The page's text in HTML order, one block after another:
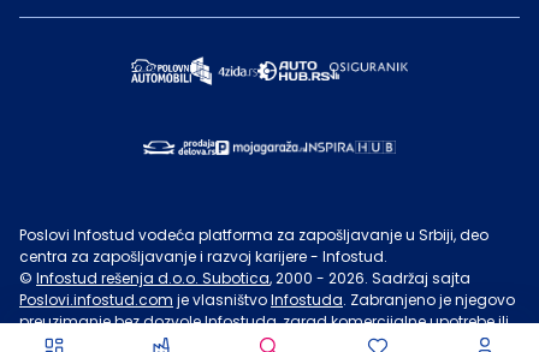
Poslovi Infostud vodeća platforma za zapošljavanje u Srbiji, deo
centra za zapošljavanje i razvoj karijere - Infostud.
© Infostud rešenja d.o.o. Subotica, 2000 - 2026. Sadržaj sajta
Poslovi.infostud.com je vlasništvoInfostuda. Zabranjeno je njegovo
preuzimanje bez dozvoleInfostuda, zarad komercijalne upotrebe ili
u druge svrhe, osim za lične potrebe posetilaca sajta.